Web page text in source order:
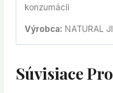
konzumácii
Výrobca: NATURAL
Súvisiace